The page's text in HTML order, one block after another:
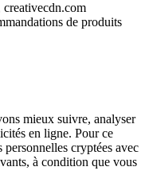
de produits
mieux suivre, analyser
en ligne. Pour ce
cryptées avec
à condition que vous